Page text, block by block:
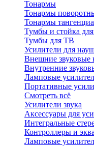
Тонармы
Тонармы
Тонармы
Тумбы и стойка
Тумбы для ТВ
Усилители для
Внешние звуковые
Внутренние
Ламповые
Портативные
Смотреть всё
Усилители звука
Аксессуары для
Интегральные
Контроллеры и
Ламповые